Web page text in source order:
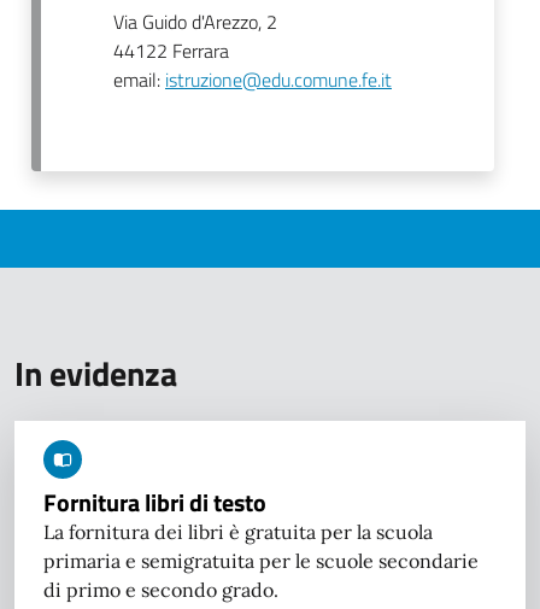
Via Guido d'Arezzo, 2
44122 Ferrara
email: istruzione@edu.comune.fe.it
In evidenza
Fornitura libri di testo
La fornitura dei libri è gratuita per la scuola
primaria e semigratuita per le scuole secondarie
di primo e secondo grado.